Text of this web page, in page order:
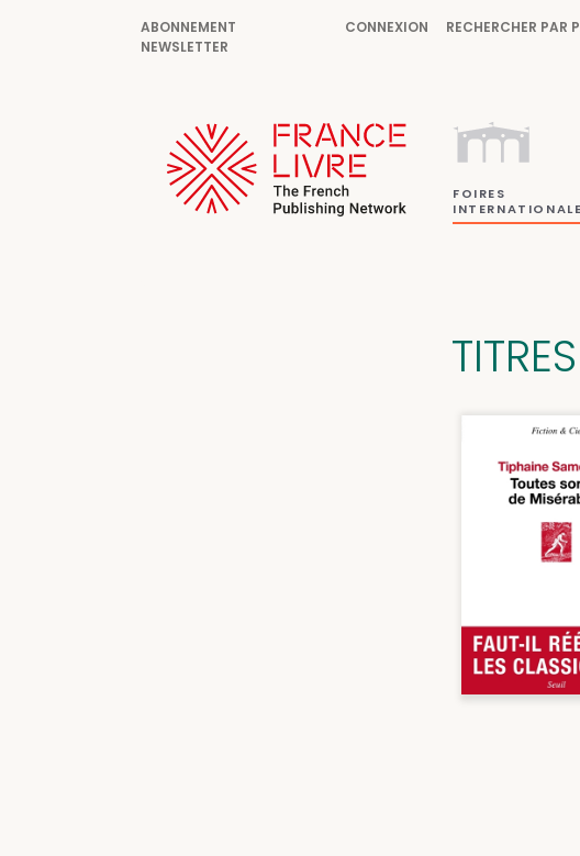
ABONNEMENT
NEWSLETTER
CONNEXION RECHERCHER PAR
FOIRES
TITRES